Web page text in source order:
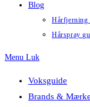
Blog
Hårfjerning
Hårspray
Menu Luk
Voksguide
Brands &